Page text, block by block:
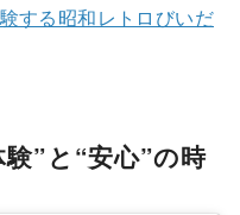
する昭和レトロびいだ
験”と“安心”の時